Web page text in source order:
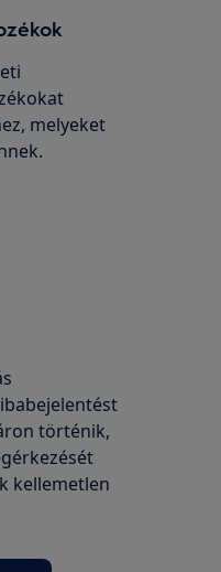
melyeket
történik,
kellemetlen